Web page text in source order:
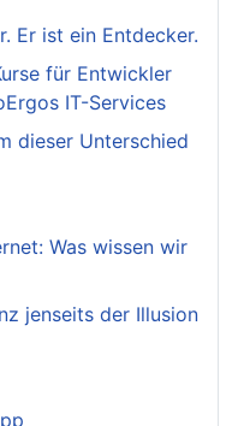
Er ist ein Entdecker.
für Entwickler
IT-Services
dieser Unterschied
Was wissen wir
jenseits der Illusion